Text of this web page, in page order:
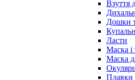
Взуття
Дошки
Ласти
Маска і
Маска
Плавки